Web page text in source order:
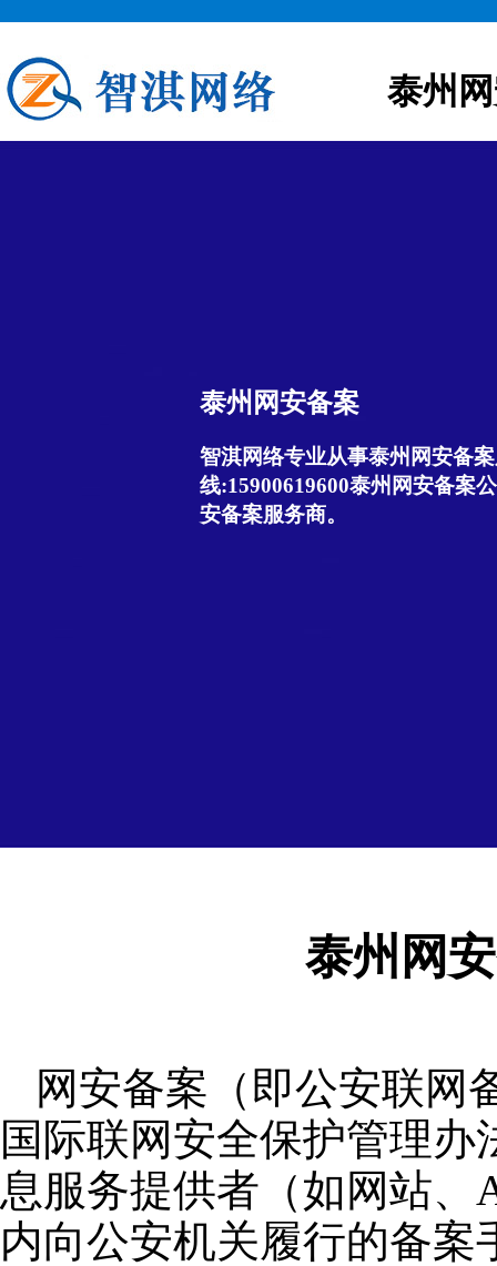
泰州
泰州网安备案
智淇网络专业从事泰州网安备
线:15900619600泰州网安备案
安备案服务商。
泰州网
网安备案（即公安联网
国际联网安全保护管理
息服务提供者（如网站、
内向公安机关履行的备案